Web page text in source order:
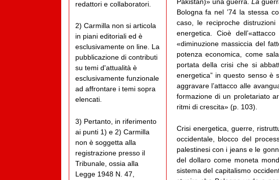
Bologna fa nel ’74 la stessa
caso, le reciproche
energetica. Cioè
«diminuzione massiccia del
potenza economica, come
portata della crisi che si
energetica” in questo senso è
aggravare l’attacco alle
formazione di un proletariato
ritmi di crescita» (p. 103).
Crisi energetica, guerre,
occidentale, blocco del
palestinesi con i jeans e le
del dollaro come moneta
sistema del capitalismo
redattori e collaboratori.
2) Carmilla non si articola
in piani editoriali ed è
esclusivamente on line. La
pubblicazione di contributi
su temi d'attualità è
esclusivamente funzionale
ad affrontare i temi sopra
elencati.
3) Pertanto, in riferimento
ai punti 1) e 2) Carmilla
non è soggetta alla
registrazione presso il
Tribunale, ossia alla
Legge 1948 N. 47,